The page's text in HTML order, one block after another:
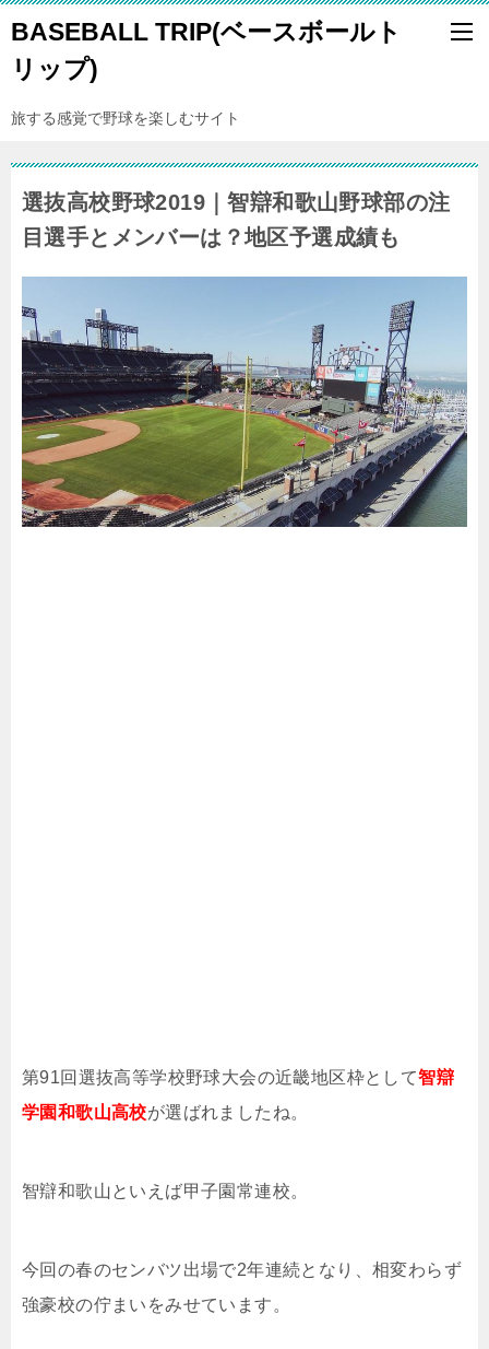
BASEBALL TRIP(ベースボールト
リップ)
旅する感覚で野球を楽しむサイト
選抜高校野球2019｜智辯和歌山野球部の注
目選手とメンバーは？地区予選成績も
第91回選抜高等学校野球大会の近畿地区枠として智辯
学園和歌山高校が選ばれましたね。
智辯和歌山といえば甲子園常連校。
今回の春のセンバツ出場で2年連続となり、相変わらず
強豪校の佇まいをみせています。